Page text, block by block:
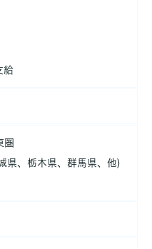
給
圏
県、栃木県、群馬県、他)